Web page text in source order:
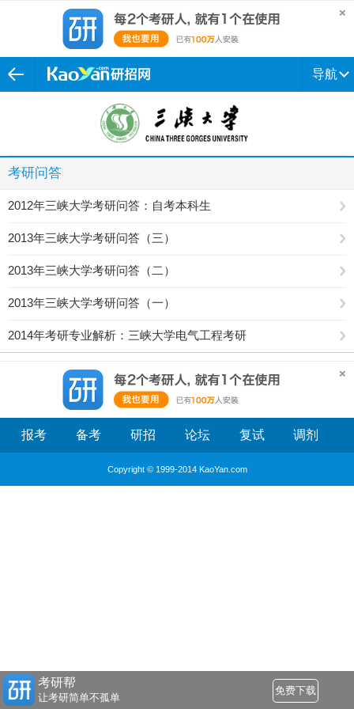
导航
考研问答
2012年三峡大学考研问答：自考本科生
2013年三峡大学考研问答（三）
2013年三峡大学考研问答（二）
2013年三峡大学考研问答（一）
2014年考研专业解析：三峡大学电气工程考研
报考 备考 研招 论坛 复试 调剂
Copyright © 1999-2014 KaoYan.com
考研帮
让考研简单不孤单
免费下载